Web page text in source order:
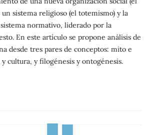
sistema religioso (el totemismo) y la
normativo, liderado por la
En este artículo se propone análisis de
desde tres pares de conceptos: mito e
cultura, y filogénesis y ontogénesis.